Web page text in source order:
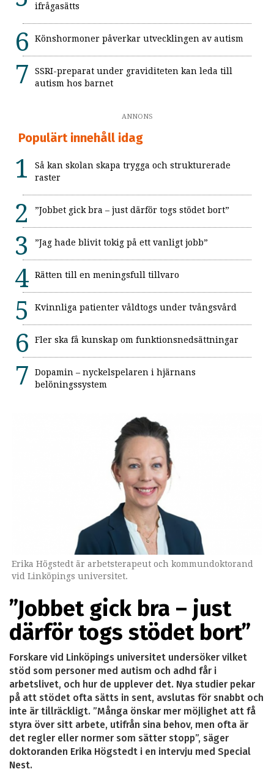
ifrågasätts
Könshormoner påverkar utvecklingen av autism
SSRI-preparat under graviditeten kan leda till
autism hos barnet
ANNONS
Populärt innehåll idag
Så kan skolan skapa trygga och strukturerade
raster
”Jobbet gick bra – just därför togs stödet bort”
”Jag hade blivit tokig på ett vanligt jobb”
Rätten till en meningsfull tillvaro
Kvinnliga patienter våldtogs under tvångsvård
Fler ska få kunskap om funktionsnedsättningar
Dopamin – nyckelspelaren i hjärnans
belöningssystem
Erika Högstedt är arbetsterapeut och kommundoktorand
vid Linköpings universitet.
”Jobbet gick bra – just
därför togs stödet bort”
Forskare vid Linköpings universitet undersöker vilket
stöd som personer med autism och adhd får i
arbetslivet, och hur de upplever det. Nya studier pekar
på att stödet ofta sätts in sent, avslutas för snabbt och
inte är tillräckligt. ”Många önskar mer möjlighet att få
styra över sitt arbete, utifrån sina behov, men ofta är
det regler eller normer som sätter stopp”, säger
doktoranden Erika Högstedt i en intervju med Special
Nest.